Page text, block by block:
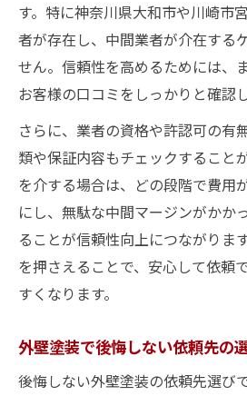
す。特に神奈川県大和市や川崎市
者が存在し、中間業者が介在する
せん。信頼性を高めるためには、
お客様の口コミをしっかりと確認
さらに、業者の資格や許認可の有
類や保証内容もチェックすること
を介する場合は、どの段階で費用
にし、無駄な中間マージンがかか
ることが信頼性向上につながりま
を押さえることで、安心して依頼
すくなります。
外壁塗装で後悔しない依頼先の
後悔しない外壁塗装の依頼先選び